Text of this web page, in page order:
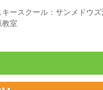
ースクール：サンメドウズ
教室